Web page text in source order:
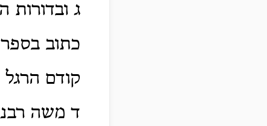
ג ובדורות
כתוב
קודם
ד משה